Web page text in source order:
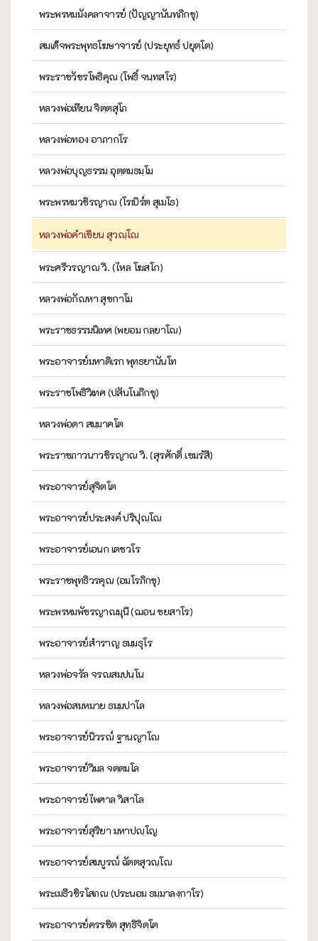
พระพรหมมังคลาจารย์ (ปัญญานันทภิกขุ)
สมเด็จพระพุทธโฆษาจารย์ (ประยุทธ์ ปยุตฺโต)
พระราชวัชรโพธิคุณ (โพธิ์ จนฺทสโร)
หลวงพ่อเทียน จิตฺตสุโภ
หลวงพ่อทอง อาภากโร
หลวงพ่อบุญธรรม อุตฺตมธมฺโม
พระพรหมวชิรญาณ (โรเบิร์ต สุเมโธ)
หลวงพ่อคำเขียน สุวณฺโณ
พระศรีวรญาณ วิ. (ไหล โฆสโก)
หลวงพ่อกัณหา สุขกาโม
พระราชธรรมนิเทศ (พยอม กลฺยาโณ)
พระอาจารย์มหาดิเรก พุทธยานันโท
พระราชโพธิวิเทศ (ปสันโนภิกขุ)
หลวงพ่อดา สมฺมาคโต
พระราชภาวนาวชิรญาณ วิ. (สุรศักดิ์ เขมรํสี)
พระอาจารย์สุจิตโต
พระอาจารย์ประสงค์ ปริปุณฺโณ
พระอาจารย์เอนก เตชวโร
พระราชพุทธิวรคุณ (อมโรภิกขุ)
พระพรหมพัชรญาณมุนี (ฌอน ชยสาโร)
พระอาจารย์สำราญ ธมฺมธุโร
หลวงพ่อจรัล จรณสมฺปนฺโน
หลวงพ่อสมหมาย ธมฺมปาโล
พระอาจารย์นิวรณ์ ฐานญาโณ
พระอาจารย์วิมล จตฺตมโล
พระอาจารย์ไพศาล วิสาโล
พระอาจารย์สุริยา มหาปญฺโญ
พระอาจารย์สมบูรณ์ ฉัตตสุวณฺโณ
พระเมธีวชิรโสภณ (ประนอม ธมฺมาลงฺกาโร)
พระอาจารย์ครรชิต สุทฺธิจิตฺโต